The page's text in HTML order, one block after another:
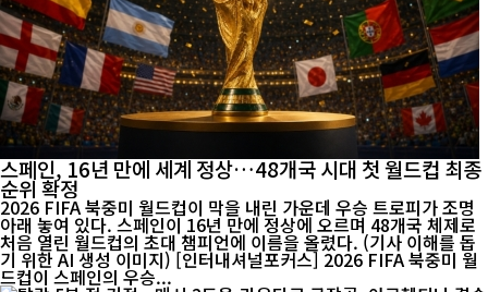
스페인, 16년 만에 세계 정상…48개국 시대 첫 월드컵 최종
순위 확정
2026 FIFA 북중미 월드컵이 막을 내린 가운데 우승 트로피가 조명
아래 놓여 있다. 스페인이 16년 만에 정상에 오르며 48개국 체제로
처음 열린 월드컵의 초대 챔피언에 이름을 올렸다. (기사 이해를 돕
기 위한 AI 생성 이미지) [인터내셔널포커스] 2026 FIFA 북중미 월
드컵이 스페인의 우승...